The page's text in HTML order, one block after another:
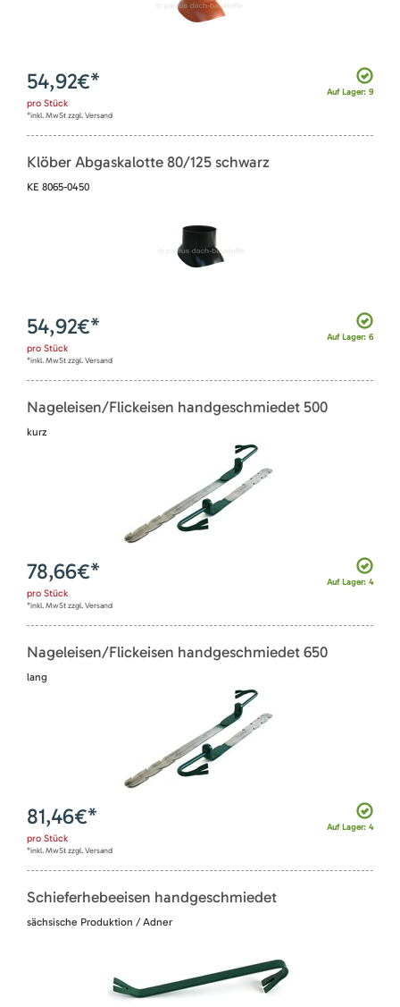
Auf Lager: 9
54,92€*
pro Stück
*inkl. MwSt zzgl. Versand
Klöber Abgaskalotte 80/125 schwarz
KE 8065-0450
Auf Lager: 6
54,92€*
pro Stück
*inkl. MwSt zzgl. Versand
Nageleisen/Flickeisen handgeschmiedet 500
kurz
Auf Lager: 4
78,66€*
pro Stück
*inkl. MwSt zzgl. Versand
Nageleisen/Flickeisen handgeschmiedet 650
lang
Auf Lager: 4
81,46€*
pro Stück
*inkl. MwSt zzgl. Versand
Schieferhebeeisen handgeschmiedet
sächsische Produktion / Adner